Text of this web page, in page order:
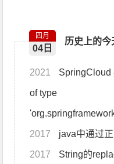
历史上的今
四月
04日
2021
of type
2017 java中通过
2017 String的